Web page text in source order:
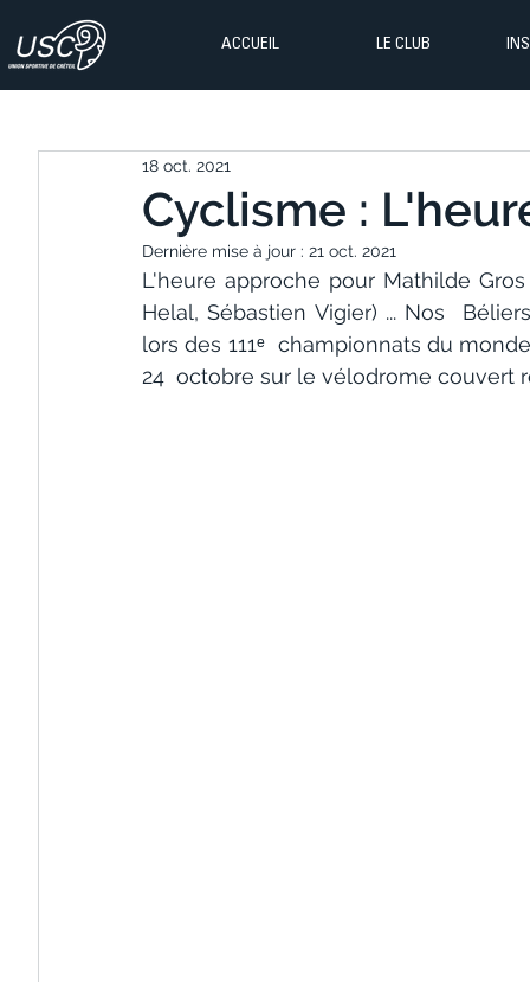
ACCUEIL LE CLUB
Cyclisme :
18 oct. 2021
Dernière mise à jour : 21 oct. 2021
L'heure approche pour Mathilde
Helal, Sébastien Vigier) ... Nos
lors des 111ᵉ  championnats du
24  octobre sur le vélodrome couvert